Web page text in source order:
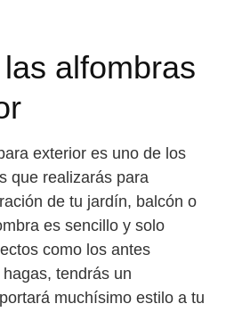
alfombras
exterior es uno de los
que realizarás para
de tu jardín, balcón o
es sencillo y solo
como los antes
tendrás un
muchísimo estilo a tu